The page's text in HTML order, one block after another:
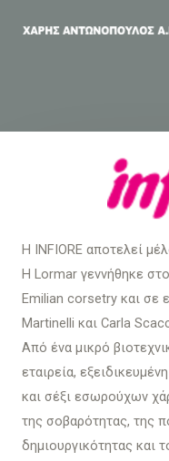
Η INFIORE αποτελεί
Η Lormar γεννήθηκε
Emilian corsetry και σε
Martinelli και Carla
Από ένα μικρό
εταιρεία,
και σέξι εσωρούχων
της σοβαρότητας, της
δημιουργικότητας και